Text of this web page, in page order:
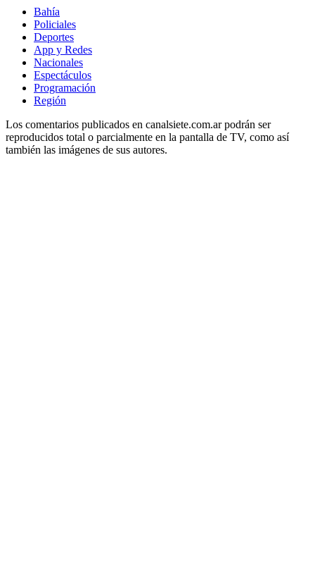
Bahía
Policiales
Deportes
App y Redes
Nacionales
Espectáculos
Programación
Región
Los comentarios publicados en canalsiete.com.ar podrán ser
reproducidos total o parcialmente en la pantalla de TV, como así
también las imágenes de sus autores.